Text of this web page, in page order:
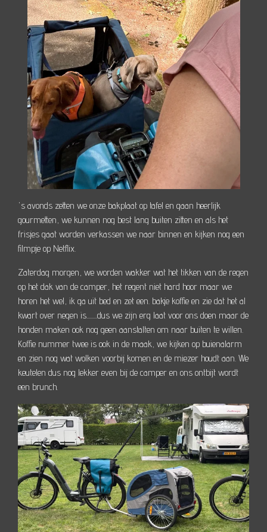
's avonds zetten we onze bakplaat op tafel en gaan heerlijk
gourmetten, we kunnen nog best lang buiten zitten en als het
frisjes gaat worden verkassen we naar binnen en kijken nog een
filmpje op Netflix.
Zaterdag morgen, we worden wakker wat het tikken van de regen
op het dak van de camper, het regent niet hard hoor maar we
horen het wel, ik ga uit bed en zet een. bakje koffie en zie dat het al
kwart over negen is.........dus we zijn erg laat voor ons doen maar de
honden maken ook nog geen aanstalten om naar buiten te willen.
Koffie nummer twee is ook in de maak, we kijken op buienalarm
en zien nog wat wolken voorbij komen en de miezer houdt aan. We
keutelen dus nog lekker even bij de camper en ons ontbijt wordt
een brunch.